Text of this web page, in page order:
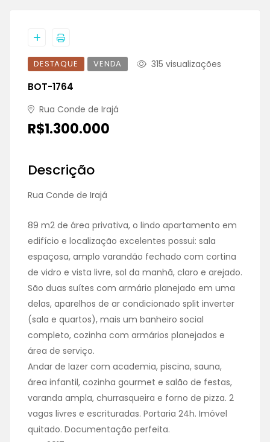
DESTAQUE VENDA 315 visualizações
BOT-1764
Rua Conde de Irajá
R$1.300.000
Descrição
Rua Conde de Irajá
89 m2 de área privativa, o lindo apartamento em
edifício e localização excelentes possui: sala
espaçosa, amplo varandão fechado com cortina
de vidro e vista livre, sol da manhã, claro e arejado.
São duas suítes com armário planejado em uma
delas, aparelhos de ar condicionado split inverter
(sala e quartos), mais um banheiro social
completo, cozinha com armários planejados e
área de serviço.
Andar de lazer com academia, piscina, sauna,
área infantil, cozinha gourmet e salão de festas,
varanda ampla, churrasqueira e forno de pizza. 2
vagas livres e escrituradas. Portaria 24h. Imóvel
quitado. Documentação perfeita.